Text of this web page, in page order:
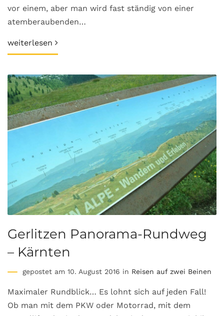
vor einem, aber man wird fast ständig von einer
atemberaubenden…
weiterlesen
Gerlitzen Panorama-Rundweg
– Kärnten
gepostet am 10. August 2016 in Reisen auf zwei Beinen
Maximaler Rundblick… Es lohnt sich auf jeden Fall!
Ob man mit dem PKW oder Motorrad, mit dem